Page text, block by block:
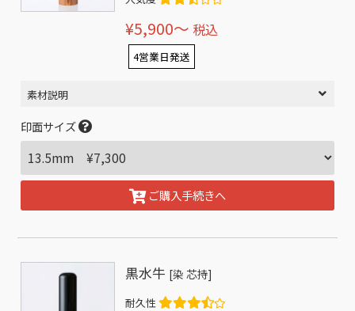
¥5,900〜 税込
4営業日発送
素材説明
印面サイズ
ご購入手続きへ
黒水牛 [染 芯持]
耐久性